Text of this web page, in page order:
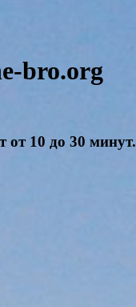
bro.org
от 10 до 30 минут.